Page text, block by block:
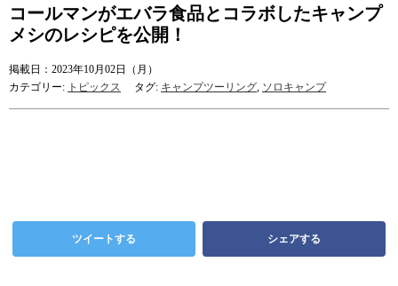
コールマンがエバラ食品とコラボしたキャンプ
メシのレシピを公開！
掲載日：2023年10月02日（月）
カテゴリー: トピックス タグ: キャンプツーリング, ソロキャンプ
ツイートする シェアする